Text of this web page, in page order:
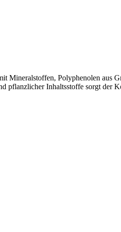
Polyphenolen aus
Inhaltsstoffe sorgt der